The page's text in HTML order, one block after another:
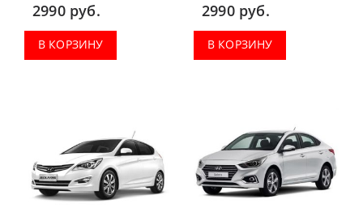
приобрести в
комплектации:
водительский коврик,
2990 руб.
В КОРЗИНУ
приобрести в
комплектации:
водительский коврик,
2990 руб.
В КОРЗИНУ